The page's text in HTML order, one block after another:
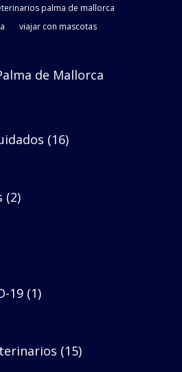
palma de mallorca
viajar con mascotas
(16)
(2)
19 (1)
(15)